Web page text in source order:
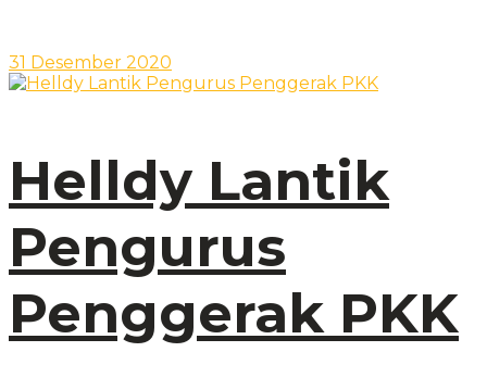
31 Desember 2020
Helldy Lantik
Pengurus
Penggerak PKK